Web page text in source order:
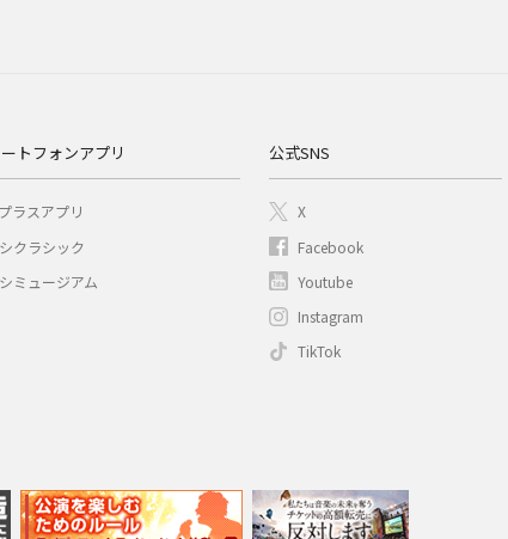
トフォンアプリ
ラスアプリ
クラシック
ミュージアム
公式SNS
X
Facebook
Youtube
Instagram
TikTok